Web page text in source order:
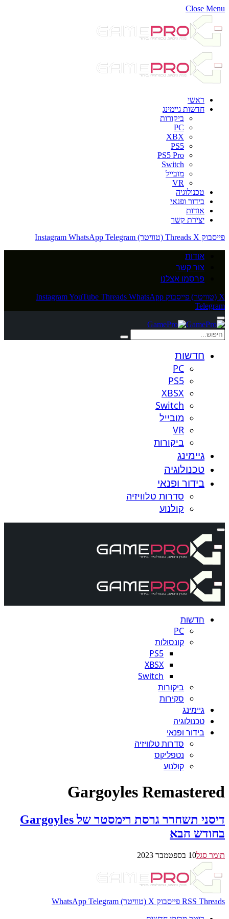
Close Menu
ראשי
חדשות גיימינג
ביקורות
PC
XBX
PS5
PS5 Pro
Switch
מובייל
VR
טכנולוגיה
בידור ופנאי
אודות
יצירת קשר
פייסבוק
Threads X (טוויטר) Instagram WhatsApp Telegram
אודות
צור קשר
פרסמו אצלנו
X (טוויטר) פייסבוק InstagramYouTube Threads WhatsApp
Telegram
חדשות
PC
PS5
XBSX
Switch
מובייל
VR
ביקורות
גיימינג
טכנולוגיה
בידור ופנאי
סדרות טלוויזיה
קולנוע
חדשות
PC
קונסולות
PS5
XBSX
Switch
ביקורות
סקירות
גיימינג
טכנולוגיה
בידור ופנאי
סדרות טלוויזיה
נטפליקס
קולנוע
Gargoyles Remastered
דיסני תשחרר גרסת רימסטר של Gargoyles
בחודש הבא
תומר סגל10 בספטמבר 2023
RSS Threads פייסבוק X (טוויטר) WhatsApp Telegram